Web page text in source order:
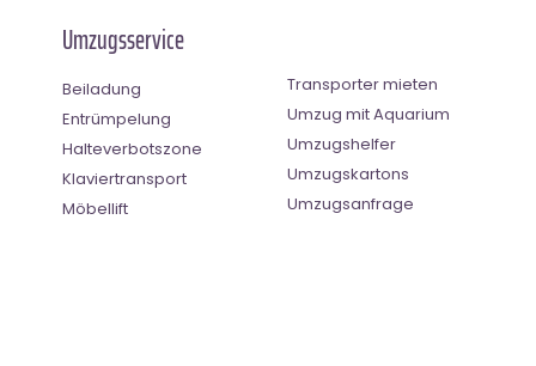
Umzugsservice
Beiladung
Entrümpelung
Halteverbotszone
Klaviertransport
Möbellift
Transporter mieten
Umzug mit Aquarium
Umzugshelfer
Umzugskartons
Umzugsanfrage